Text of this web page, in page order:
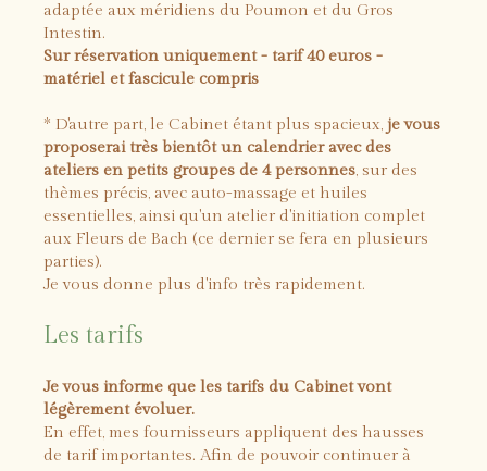
adaptée aux méridiens du Poumon et du Gros
Intestin.
Sur réservation uniquement - tarif 40 euros -
matériel et fascicule compris
* D'autre part, le Cabinet étant plus spacieux, je vous
proposerai très bientôt un calendrier avec des
ateliers en petits groupes de 4 personnes, sur des
thèmes précis, avec auto-massage et huiles
essentielles, ainsi qu'un atelier d'initiation complet
aux Fleurs de Bach (ce dernier se fera en plusieurs
parties).
Je vous donne plus d'info très rapidement.
Les tarifs
Je vous informe que les tarifs du Cabinet vont
légèrement évoluer.
En effet, mes fournisseurs appliquent des hausses
de tarif importantes. Afin de pouvoir continuer à